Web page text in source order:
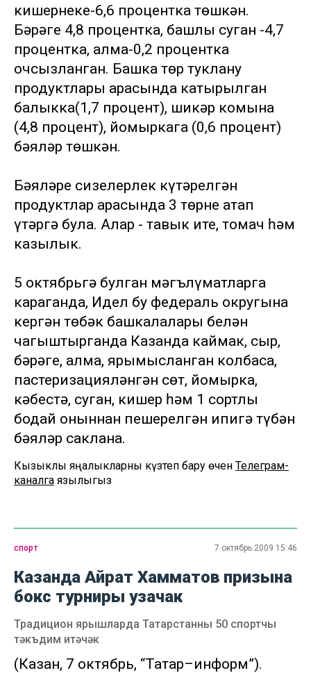
кишернеке-6,6 процентка төшкән.
Бәрәңге 4,8 процентка, башлы суган -4,7
процентка, алма-0,2 процентка
очсызланган. Башка төр туклану
продуктлары арасында катырылган
балыкка(1,7 процент), шикәр комына
(4,8 процент), йомыркага (0,6 процент)
бәяләр төшкән.
Бәяләре сизелерлек күтәрелгән
продуктлар арасында 3 төрне атап
үтәргә була. Алар - тавык ите, томач һәм
казылык.
5 октябрьгә булган мәгълүматларга
караганда, Идел бу федераль округына
кергән төбәк башкалалары белән
чагыштырганда Казанда каймак, сыр,
бәрәңге, алма, ярымысланган колбаса,
пастеризацияләнгән сөт, йомырка,
кәбестә, суган, кишер һәм 1 сортлы
бодай оныннан пешерелгән ипигә түбән
бәяләр саклана.
Кызыклы яңалыкларны күзәтеп бару өчен Телеграм-
каналга язылыгыз
спорт 7 октябрь 2009 15:46
Казанда Айрат Хамматов призына
бокс турниры узачак
Традицион ярышларда Татарстанны 50 спортчы
тәкъдим итәчәк
(Казан, 7 октябрь, “Татар–информ”).